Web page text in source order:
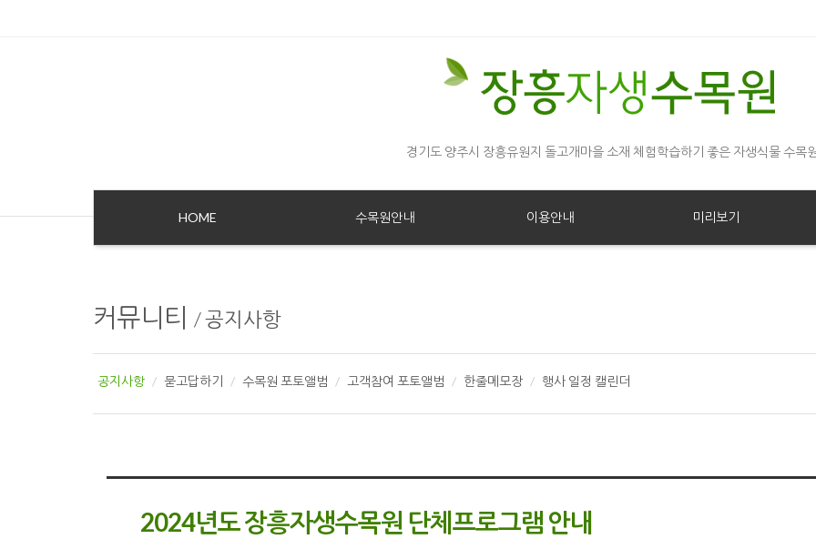
경기도 양주시 장흥유원지 돌고개마을 소재 체험학습하기 좋은 자생식물 수목
HOME 수목원안내 이용안내 미리보기
커뮤니티 /공지사항
공지사항 묻고답하기 수목원 포토앨범 고객참여 포토앨범 한줄메모장 행사 일정 캘린더
2024년도 장흥자생수목원 단체프로그램 안내